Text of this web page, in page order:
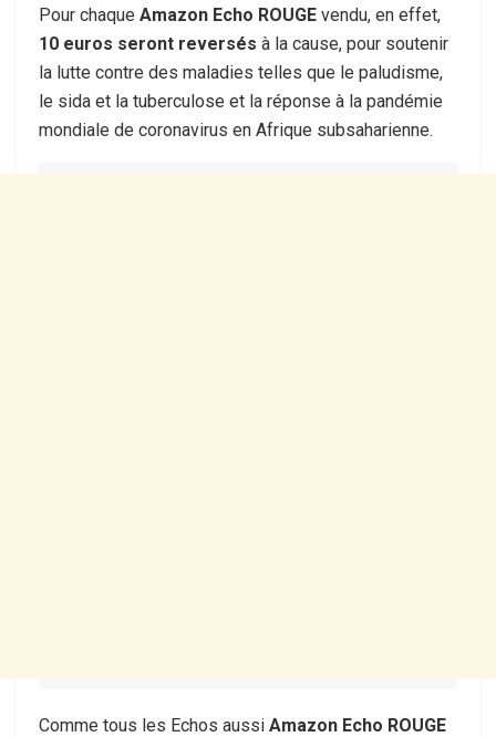
Pour chaque Amazon Echo ROUGE vendu, en effet,
10 euros seront reversés à la cause, pour soutenir
la lutte contre des maladies telles que le paludisme,
le sida et la tuberculose et la réponse à la pandémie
mondiale de coronavirus en Afrique subsaharienne.
Comme tous les Echos aussi Amazon Echo ROUGE